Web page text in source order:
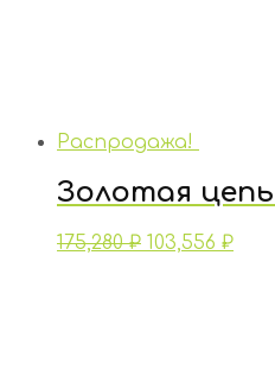
Распродажа!
Золотая
175,280₽ 103,556 ₽